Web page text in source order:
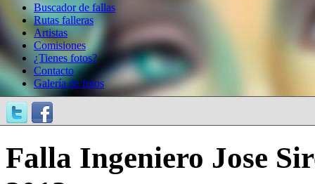
Buscador de fallas
Rutas falleras
Artistas
Comisiones
¿Tienes fotos?
Contacto
Galería de fotos
Falla Ingeniero Jose